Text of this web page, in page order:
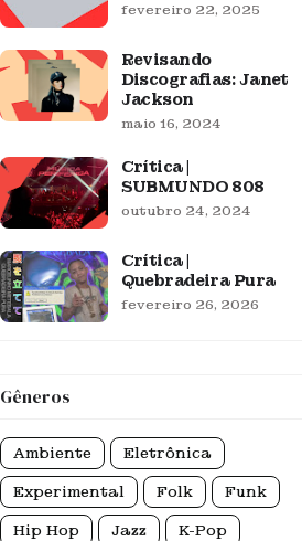
fevereiro 22, 2025
Revisando
Discografias: Janet
Jackson
maio 16, 2024
Crítica |
SUBMUNDO 808
outubro 24, 2024
Crítica |
Quebradeira Pura
fevereiro 26, 2026
Gêneros
Ambiente Eletrônica
Experimental Folk Funk
Hip Hop Jazz K-Pop